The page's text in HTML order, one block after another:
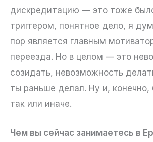
дискредитацию — это тоже
триггером, понятное дело, я
пор является главным
переезда. Но в целом — это
созидать, невозможность
ты раньше делал. Ну и, конечно,
так или иначе.
Чем вы сейчас занимаетесь в